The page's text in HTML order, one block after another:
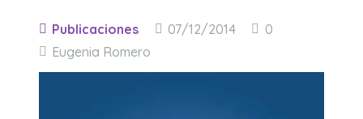
Publicaciones 07/12/2014
0
Eugenia Romero